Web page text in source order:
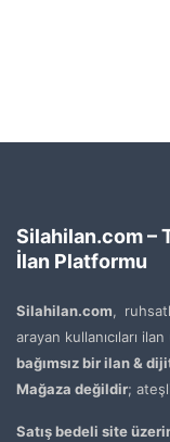
Silahilan.com –
İlan Platformu
Silahilan.com,
arayan kullanıcıları
bağımsız bir ilan &
Mağaza değildir;
Satış bedeli site